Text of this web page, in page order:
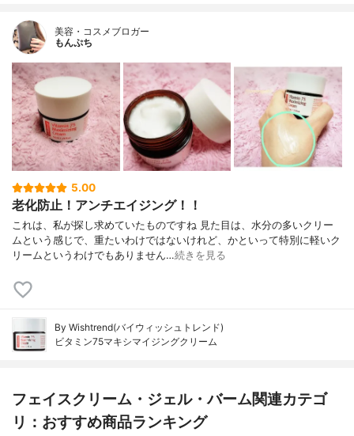
美容・コスメブロガー
もんぷち
5.00
老化防止！アンチエイジング！！
これは、私が探し求めていたものですね 見た目は、水分の多いクリー
ムという感じで、重たいわけではないけれど、かといって特別に軽いク
リームというわけでもありません…続きを見る
By Wishtrend(バイウィッシュトレンド)
ビタミン75マキシマイジングクリーム
フェイスクリーム・ジェル・バーム関連カテゴ
リ：おすすめ商品ランキング